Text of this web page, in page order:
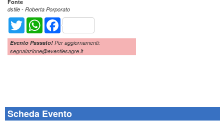
Fonte
dstile - Roberta Porporato
Twitter WhatsAppFacebook
Evento Passato! Per aggiornamenti:
segnalazione@eventiesagre.it
Scheda Evento